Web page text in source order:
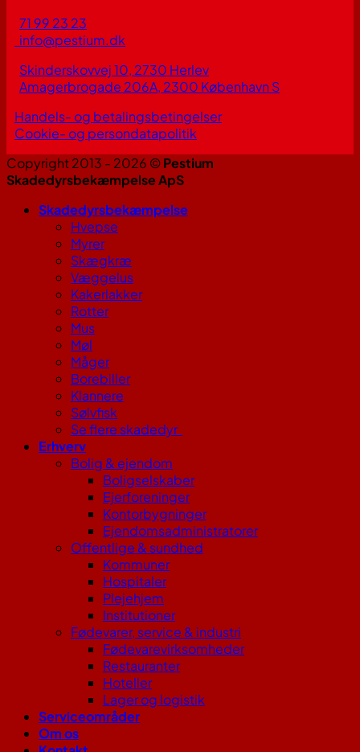
71 99 23 23
info@pestium.dk
Skinderskovvej 10, 2730 Herlev
Amagerbrogade 206A, 2300 København S
Handels- og betalingsbetingelser
Cookie- og persondatapolitik
Copyright 2013 - 2026 ©Pestium
Skadedyrsbekæmpelse ApS
Skadedyrsbekæmpelse
Hvepse
Myrer
Skægkræ
Væggelus
Kakerlakker
Rotter
Mus
Møl
Måger
Borebiller
Klannere
Sølvfisk
Se flere skadedyr
Erhverv
Bolig & ejendom
Boligselskaber
Ejerforeninger
Kontorbygninger
Ejendomsadministratorer
Offentlige & sundhed
Kommuner
Hospitaler
Plejehjem
Institutioner
Fødevarer, service & industri
Fødevarevirksomheder
Restauranter
Hoteller
Lager og logistik
Serviceområder
Om os